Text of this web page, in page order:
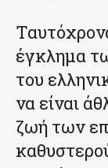
έγκλημα
του
να είναι
ζωή των